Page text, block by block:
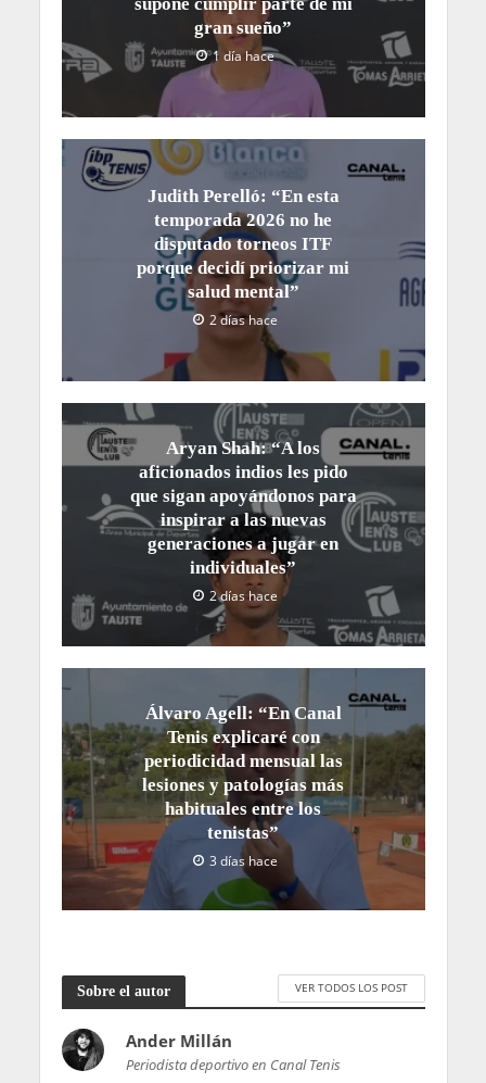
gran sueño”
1 día hace
Judith Perelló: “En esta
temporada 2026 no he
disputado torneos ITF
porque decidí priorizar mi
salud mental”
2 días hace
Aryan Shah: “A los
aficionados indios les pido
que sigan apoyándonos para
inspirar a las nuevas
generaciones a jugar en
individuales”
2 días hace
Álvaro Agell: “En Canal
Tenis explicaré con
periodicidad mensual las
lesiones y patologías más
habituales entre los
tenistas”
3 días hace
Sobre el autor VER TODOS LOS POST
Ander Millán
Periodista deportivo en Canal Tenis